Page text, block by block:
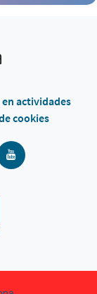
actividades
cookies